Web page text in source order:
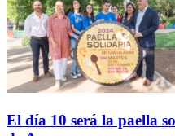
El día 10 será la paella